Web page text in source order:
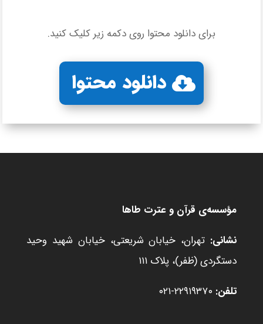
برای دانلود محتوا روی دکمه زیر کلیک کنید.
دانلود محتوا
مؤسسه‌ی قرآن و عترت طاها
نشانی: تهران، خیابان شریعتی، خیابان شهید وحید
دستگردی (ظفر)، پلاک ۱۱۱
تلفن: